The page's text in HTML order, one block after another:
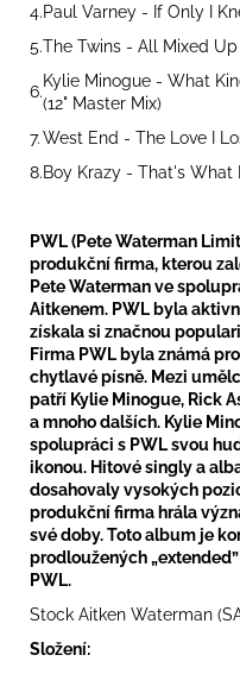
4.Paul Varney - If Only I
5.The Twins - All Mixed Up
6.
Kylie Minogue - What
(12" Master Mix)
7.West End - The Love I
8.Boy Krazy - That's What
PWL (Pete Waterman
produkční firma, kterou
Pete Waterman ve
Aitkenem. PWL byla
získala si značnou
Firma PWL byla známá
chytlavé písně. Mezi
patří Kylie Minogue, Rick
a mnoho dalších. Kylie
spolupráci s PWL svou
ikonou. Hitové singly a
dosahovaly vysokých
produkční firma hrála
své doby. Toto album je
prodloužených
PWL.
Stock Aitken Waterman
Složení: